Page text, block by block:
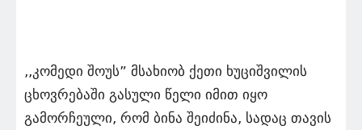
,,კომედი შოუს” მსახიობ ქეთი ხუციშვილის
ცხოვრებაში გასული წელი იმით იყო
გამორჩეული, რომ ბინა შეიძინა, სადაც თავის